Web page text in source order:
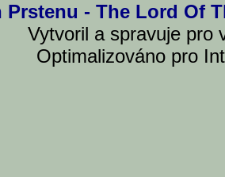
Prstenu - The Lord Of
Vytvoril a spravuje pro
Optimalizováno pro